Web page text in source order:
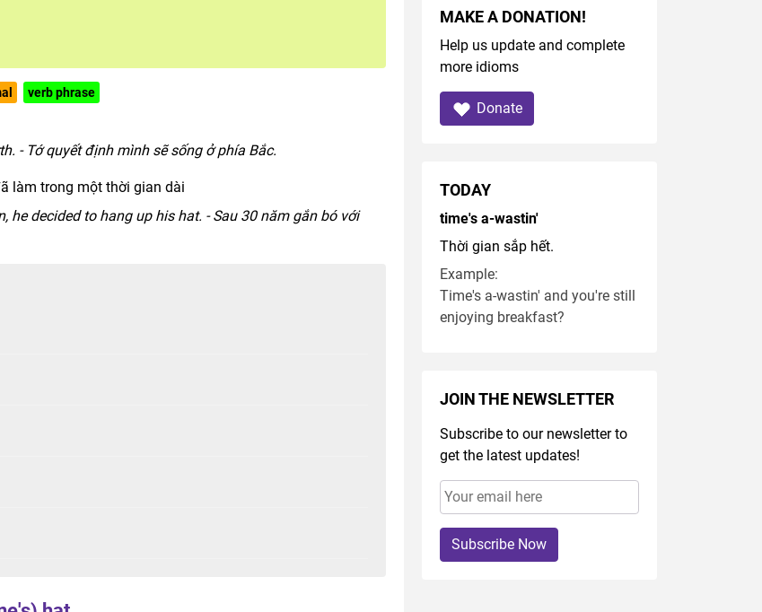
verb phrase
- Tớ quyết định mình sẽ sống ở phía Bắc.
làm trong một thời gian dài
decided to hang up his hat. - Sau 30 năm gắn bó với
MAKE A DONATION!
Help us update and complete
more idioms
Donate
TODAY
time's a-wastin'
Thời gian sắp hết.
Example:
Time's a-wastin' and you're still
enjoying breakfast?
JOIN THE NEWSLETTER
Subscribe to our newsletter to
get the latest updates!
Subscribe Now